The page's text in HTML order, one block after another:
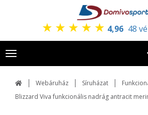
★ ★ ★ ★ ★ 4,96 48
Toggle
navigation
Webáruház Síruházat
Blizzard Viva funkcionális nadrág antracit